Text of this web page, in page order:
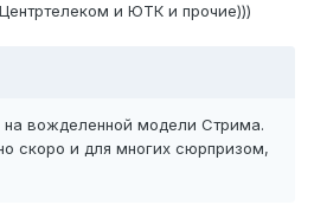
и ЮТК и прочие)))
на вожделенной модели Стрима.
скоро и для многих сюрпризом,